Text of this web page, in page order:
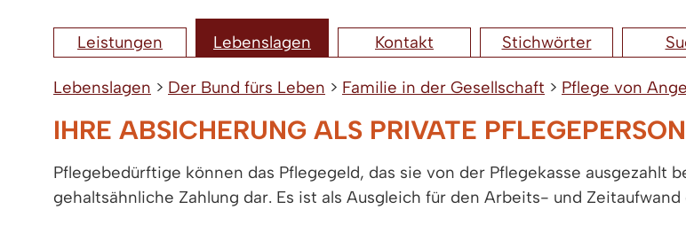
Leistungen Lebenslagen Kontakt Stichwörter
Lebenslagen > Der Bund fürs Leben > Familie in der Gesellschaft > Pflege von
IHRE ABSICHERUNG ALS PRIVATE PFLEGEPERSON
Pflegebedürftige können das Pflegegeld, das sie von der Pflegekasse ausgezahlt
gehaltsähnliche Zahlung dar. Es ist als Ausgleich für den Arbeits- und Zeitaufwand